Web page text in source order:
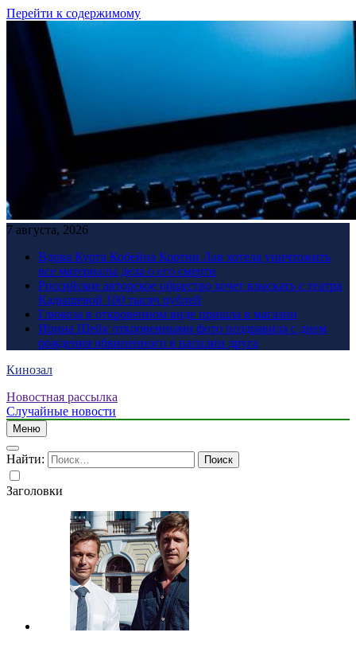
Перейти к содержимому
7 августа, 2026
Вдова Курта Кобейна Кортни Лав хотела уничтожить
все материалы дела о его смерти
Российское авторское общество хочет взыскать с театра
Кадышевой 100 тысяч рублей
Глюкоза в откровенном виде пришла в магазин
Ирина Шейк откровенными фото поздравила с днем
рождения обвиненного в насилии друга
Кинозал
Новостная рассылка
Случайные новости
Меню
Найти:
Заголовки